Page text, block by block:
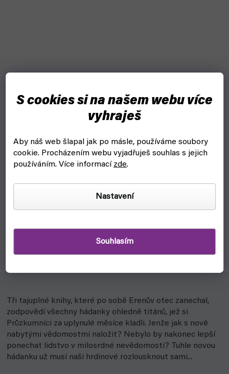
S cookies si na našem webu více
vyhraješ
Aby náš web šlapal jak po másle, používáme soubory
cookie. Procházením webu vyjadřuješ souhlas s jejich
používáním. Více informacízde.
Nastavení
Souhlasím
Útok titánů 20 - manga (Crew)
Titány zamořené čtvrti Šiganšina, jen co by kamenem dohodil
od Erenova rodného domu. Pouští se do provedení Erenova...
Tři tajuplné knihy, které po sobě Erenův otec zanechal,
zodpovědí všechny hádanky ohledně titánů, jež si
Průzkumníci za uplynulé měsíce kladli. Jenže jak s nově
nabytými vědomostmi naložit? Nebylo by nakonec lepší
ponechat lidstvo v milosrdné nevědomosti? Tuhle novou
hádanku už musí naši hrdinové rozlousknout sami...